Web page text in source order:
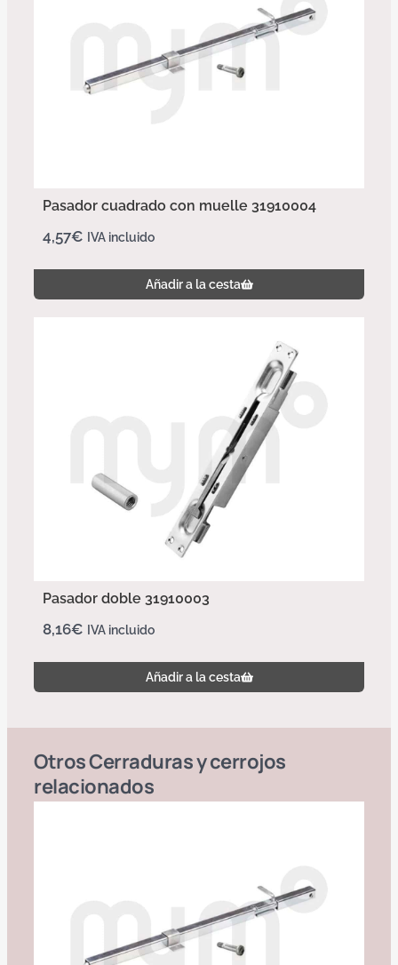
Pasador cuadrado con muelle 31910004
4,57€ IVA incluido
Añadir a la cesta
Pasador doble 31910003
8,16€ IVA incluido
Añadir a la cesta
OtrosCerraduras y cerrojos
relacionados